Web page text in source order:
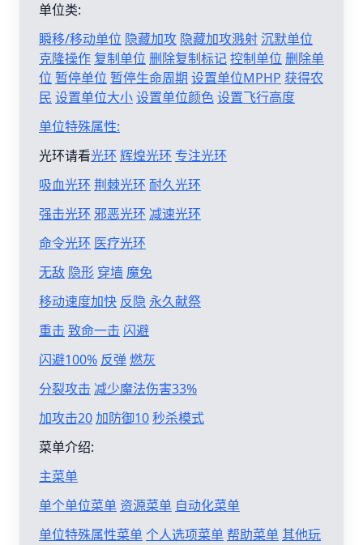
单位类:
瞬移/移动单位 隐藏加攻 隐藏加攻溅射沉默单位
克隆操作 复制单位 删除复制标记控制单位 删除单
位 暂停单位 暂停生命周期 设置单位MPHP 获得农
民 设置单位大小设置单位颜色设置飞行高度
单位特殊属性:
光环请看光环 辉煌光环 专注光环
吸血光环 荆棘光环 耐久光环
强击光环 邪恶光环 减速光环
命令光环 医疗光环
无敌 隐形 穿墙 魔免
移动速度加快 反隐 永久献祭
重击 致命一击 闪避
闪避100% 反弹燃灰
分裂攻击 减少魔法伤害33%
加攻击20加防御10秒杀模式
菜单介绍:
主菜单
单个单位菜单 资源菜单 自动化菜单
单位特殊属性菜单个人选项菜单帮助菜单其他玩